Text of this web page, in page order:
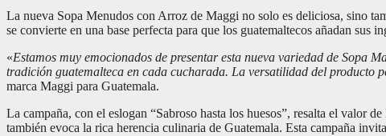
La nueva Sopa Menudos con Arroz de Maggi no solo es deliciosa, sino
se convierte en una base perfecta para que los guatemaltecos añadan
«Estamos muy emocionados de presentar esta nueva variedad de Sopa
tradición guatemalteca en cada cucharada. La versatilidad del producto
marca Maggi para Guatemala.
La campaña, con el eslogan “Sabroso hasta los huesos”, resalta el valor
también evoca la rica herencia culinaria de Guatemala. Esta campaña